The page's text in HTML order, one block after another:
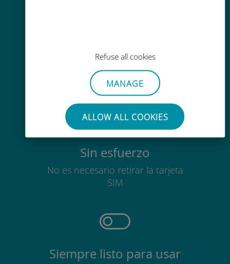
Refuse all cookies
MANAGE
ALLOW ALL COOKIES
En cualquier lugar a través de la
aplicación Ubigi, incluso sin Wi-Fi o
datos restantes.
Sin esfuerzo
No es necesario retirar la tarjeta
SIM
Siempre listo para usar